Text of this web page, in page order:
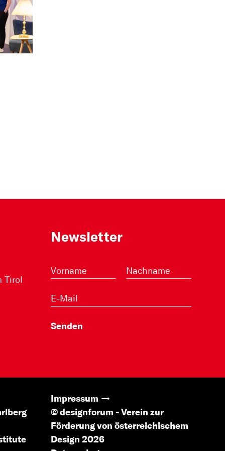
Tirol
Newsletter
Impressum
© designforum - Verein zur
Förderung von österreichischem
Design 2026